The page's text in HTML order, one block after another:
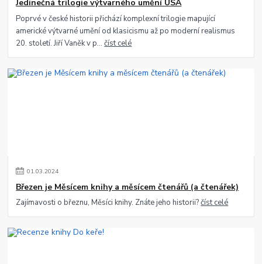
Jedinečná trilogie výtvarného umění USA
Poprvé v české historii přichází komplexní trilogie mapující
americké výtvarné umění od klasicismu až po moderní realismus
20. století. Jiří Vaněk v p...číst celé
01.03.2024
Březen je Měsícem knihy a měsícem čtenářů (a čtenářek)
Zajímavosti o březnu, Měsíci knihy. Znáte jeho historii?číst celé